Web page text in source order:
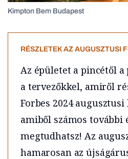
Kimpton Bem Budapest
RÉSZLETEK AZ AUGUSZTUSI
Az épületet a pincétől
a tervezőkkel, amiről
Forbes 2024 augusztusi
amiből számos további
megtudhatsz! Az
hamarosan az